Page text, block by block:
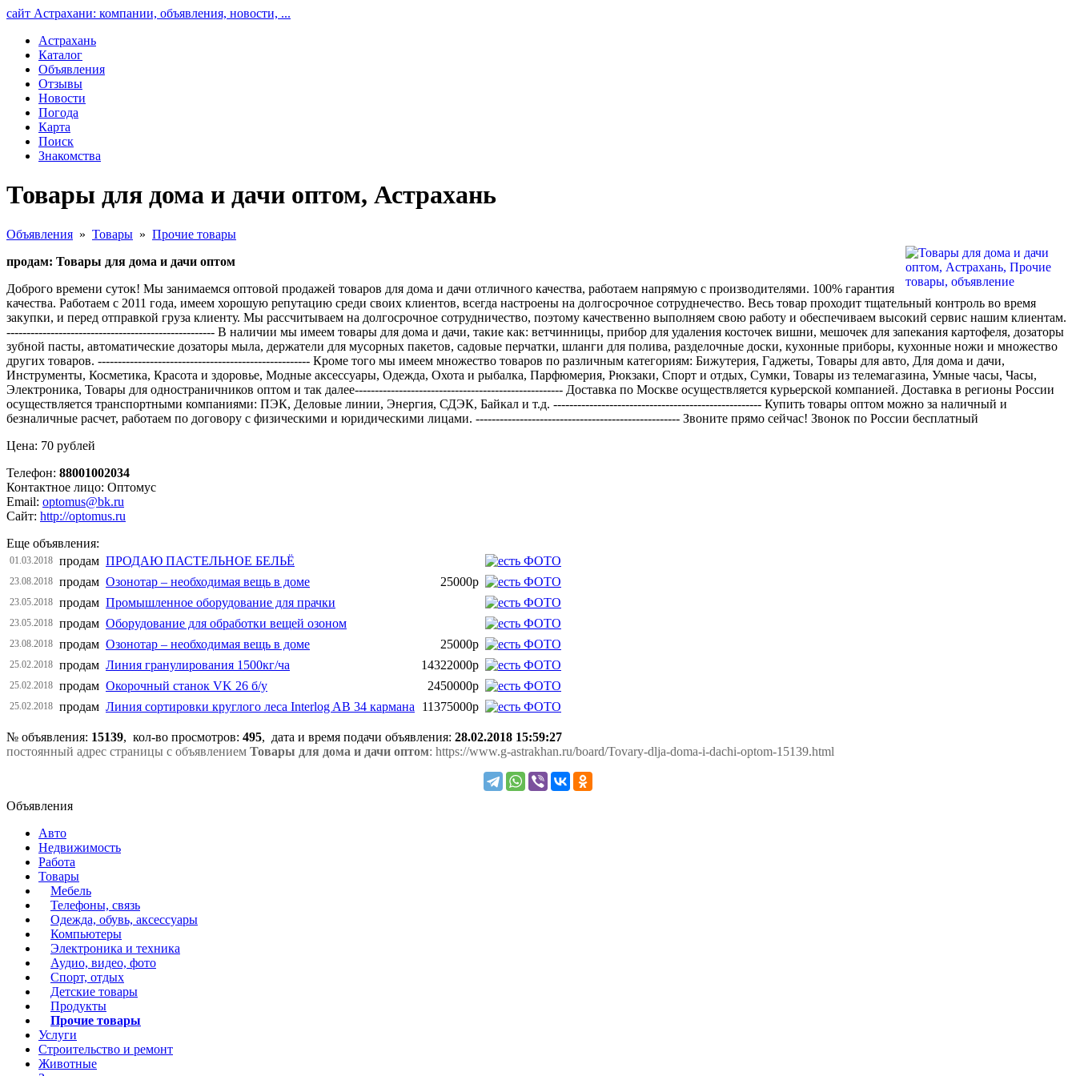
сайт Астрахани: компании, объявления, новости, ...
Астрахань
Каталог
Объявления
Отзывы
Новости
Погода
Карта
Поиск
Знакомства
Товары для дома и дачи оптом, Астрахань
Объявления » Товары » Прочие товары
продам: Товары для дома и дачи оптом
Доброго времени суток! Мы занимаемся оптовой продажей товаров для дома и дачи отличного качества, работаем напрямую с производителями. 100% гарантия
качества. Работаем с 2011 года, имеем хорошую репутацию среди своих клиентов, всегда настроены на долгосрочное сотруднечество. Весь товар проходит тщательный контроль во время
закупки, и перед отправкой груза клиенту. Мы рассчитываем на долгосрочное сотрудничество, поэтому качественно выполняем свою работу и обеспечиваем высокий сервис нашим клиентам.
---------------------------------------------------- В наличии мы имеем товары для дома и дачи, такие как: ветчинницы, прибор для удаления косточек вишни, мешочек для запекания картофеля, дозаторы
зубной пасты, автоматические дозаторы мыла, держатели для мусорных пакетов, садовые перчатки, шланги для полива, разделочные доски, кухонные приборы, кухонные ножи и множество
других товаров. ----------------------------------------------------- Кроме того мы имеем множество товаров по различным категориям: Бижутерия, Гаджеты, Товары для авто, Для дома и дачи,
Инструменты, Косметика, Красота и здоровье, Модные аксессуары, Одежда, Охота и рыбалка, Парфюмерия, Рюкзаки, Спорт и отдых, Сумки, Товары из телемагазина, Умные часы, Часы,
Электроника, Товары для одностраничников оптом и так далее​ ---------------------------------------------------- Доставка по Москве осуществляется курьерской компанией. Доставка в регионы России
осуществляется транспортными компаниями: ПЭК, Деловые линии, Энергия, СДЭК, Байкал и т.д. ---------------------------------------------------- Купить товары оптом можно за наличный и
безналичные расчет, работаем по договору с физическими и юридическими лицами. --------------------------------------------------- Звоните прямо сейчас! Звонок по России бесплатный
Цена: 70 рублей
Телефон: 88001002034
Контактное лицо: Оптомус
Email: optomus@bk.ru
Сайт: http://optomus.ru
Еще объявления:
01.03.2018 продам ПРОДАЮ ПАСТЕЛЬНОЕ БЕЛЬЁ
23.08.2018 продам Озонотар – необходимая вещь в доме 25000р
23.05.2018 продам Промышленное оборудование для прачки
23.05.2018 продам Оборудование для обработки вещей озоном
23.08.2018 продам Озонотар – необходимая вещь в доме 25000р
25.02.2018 продам Линия гранулирования 1500кг/ча 14322000р
25.02.2018 продам Окорочный станок VK 26 б/у 2450000р
25.02.2018 продам Линия сортировки круглого леса Interlog AB 34 кармана 11375000р
№ объявления: 15139, кол-во просмотров: 495, дата и время подачи объявления: 28.02.2018 15:59:27
постоянный адрес страницы с объявлением Товары для дома и дачи оптом: https://www.g-astrakhan.ru/board/Tovary-dlja-doma-i-dachi-optom-15139.html
Объявления
Авто
Недвижимость
Работа
Товары
Мебель
Телефоны, связь
Одежда, обувь, аксессуары
Компьютеры
Электроника и техника
Аудио, видео, фото
Спорт, отдых
Детские товары
Продукты
Прочие товары
Услуги
Строительство и ремонт
Животные